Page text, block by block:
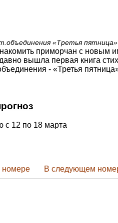
«Третья пятница»
приморчан с новым
вышла первая книга
- «Третья
с 12 по 18 марта
В следующем